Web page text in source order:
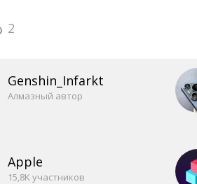
2
Genshin_Infarkt
Алмазный автор
Apple
15,8K участников